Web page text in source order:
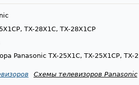
TX-28X1C, TX-28X1CP
Panasonic TX-25X1C, TX-25X1CP, TX-
Схемы телевизоров Panasonic